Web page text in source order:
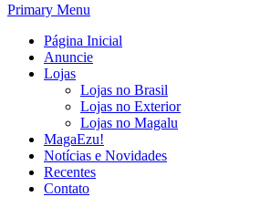
Primary Menu
Página Inicial
Anuncie
Lojas
Lojas no Brasil
Lojas no Exterior
Lojas no Magalu
MagaEzu!
Notícias e Novidades
Recentes
Contato